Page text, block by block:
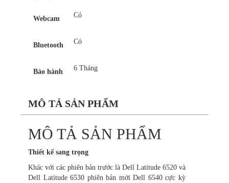
Webcam Có
Bluetooth Có
Bảo hành 6 Tháng
MÔ TẢ SẢN PHẨM
MÔ TẢ SẢN PHẨM
Thiết kế sang trọng
Khác với các phiên bản trước là Dell Latitude 6520 và
Dell Latitude 6530 phiên bản mới Dell 6540 cực kỳ